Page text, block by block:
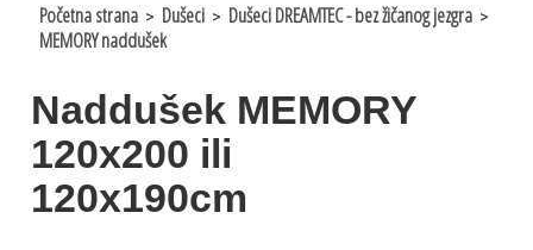
Početna strana > Dušeci > Dušeci DREAMTEC - bez žičanog jezgra >
MEMORY naddušek
Naddušek MEMORY
120x200 ili
120x190cm